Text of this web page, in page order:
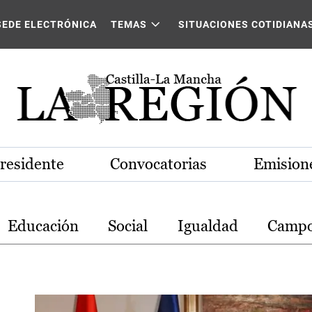
La Mancha
ELECTRÓNICA TEMAS SITUACIONES
Convocatorias
Educación Social Igualdad